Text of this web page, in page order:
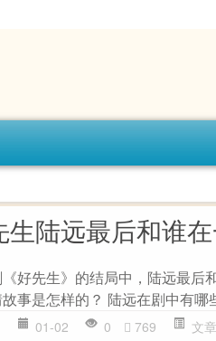
生陆远最后和谁
好先生》的结局中，陆远最后
事是怎样的？ 陆远在剧中有哪
01-02 0 769 文